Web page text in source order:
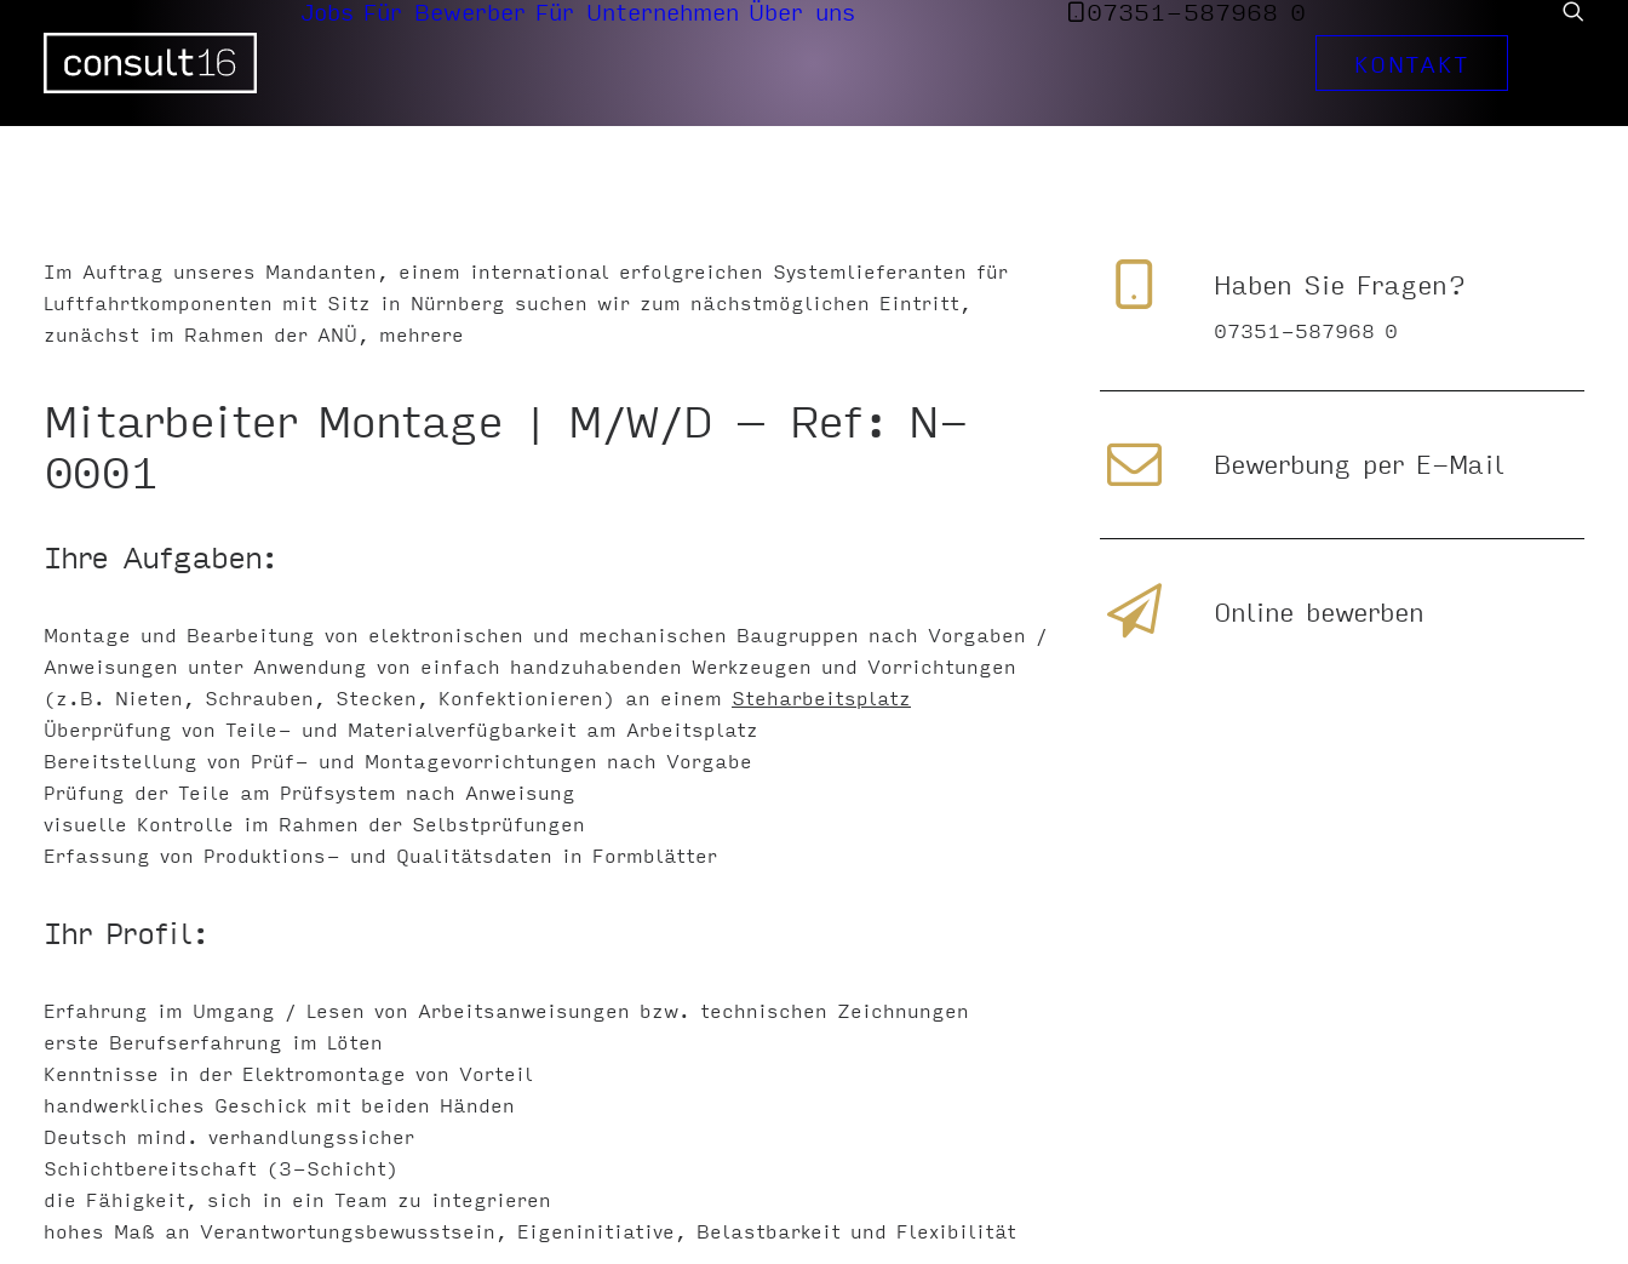
Jobs Für Bewerber Für Unternehmen Über uns
07351-587968 0
KONTAKT
Im Auftrag unseres Mandanten, einem international erfolgreichen Systemlieferanten für
Luftfahrtkomponenten mit Sitz in Nürnberg suchen wir zum nächstmöglichen Eintritt,
zunächst im Rahmen der ANÜ, mehrere
Mitarbeiter Montage | M/W/D – Ref: N-
0001
Ihre Aufgaben:
Montage und Bearbeitung von elektronischen und mechanischen Baugruppen nach Vorgaben /
Anweisungen unter Anwendung von einfach handzuhabenden Werkzeugen und Vorrichtungen
(z.B. Nieten, Schrauben, Stecken, Konfektionieren) an einem Steharbeitsplatz
Überprüfung von Teile- und Materialverfügbarkeit am Arbeitsplatz
Bereitstellung von Prüf- und Montagevorrichtungen nach Vorgabe
Prüfung der Teile am Prüfsystem nach Anweisung
visuelle Kontrolle im Rahmen der Selbstprüfungen
Erfassung von Produktions- und Qualitätsdaten in Formblätter
Ihr Profil:
Erfahrung im Umgang / Lesen von Arbeitsanweisungen bzw. technischen Zeichnungen
erste Berufserfahrung im Löten
Kenntnisse in der Elektromontage von Vorteil
handwerkliches Geschick mit beiden Händen
Deutsch mind. verhandlungssicher
Schichtbereitschaft (3-Schicht)
die Fähigkeit, sich in ein Team zu integrieren
hohes Maß an Verantwortungsbewusstsein, Eigeninitiative, Belastbarkeit und Flexibilität
Haben Sie Fragen?
07351-587968 0
Bewerbung per E-Mail
Online bewerben